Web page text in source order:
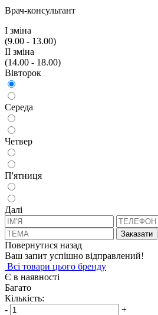
Врач-консультант
I змiна
(9.00 - 13.00)
II змiна
(14.00 - 18.00)
Вiвторок
Середа
Четвер
П'ятниця
Далi
Заказати
Повернутися назад
Ваш запит успішно відправлений!
Всi товари цього бренду
Є в наявності
Багато
Кількість:
-
+